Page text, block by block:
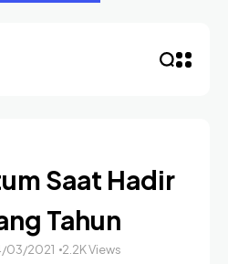
Saat Hadir
Tahun
03/2021 2.2K Views